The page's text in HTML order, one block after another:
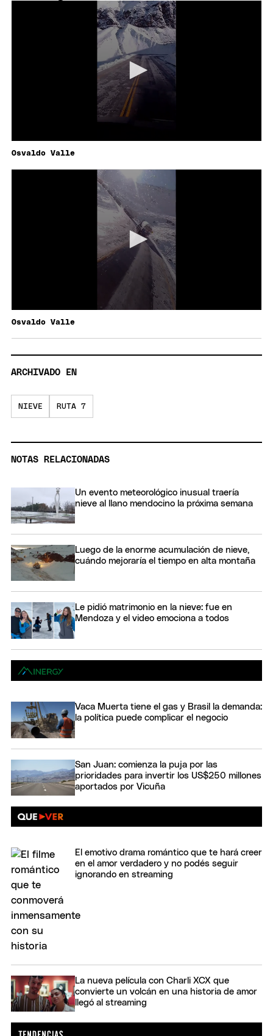
Osvaldo Valle
Osvaldo Valle
ARCHIVADO EN
NIEVE RUTA 7
NOTAS RELACIONADAS
Un evento meteorológico inusual traería
nieve al llano mendocino la próxima semana
Luego de la enorme acumulación de nieve,
cuándo mejoraría el tiempo en alta montaña
Le pidió matrimonio en la nieve: fue en
Mendoza y el video emociona a todos
Vaca Muerta tiene el gas y Brasil la demanda:
la política puede complicar el negocio
San Juan: comienza la puja por las
prioridades para invertir los US$250 millones
aportados por Vicuña
El emotivo drama romántico que te hará creer
en el amor verdadero y no podés seguir
ignorando en streaming
La nueva película con Charli XCX que
convierte un volcán en una historia de amor
llegó al streaming